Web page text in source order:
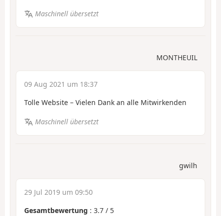
Maschinell übersetzt
MONTHEUIL
09 Aug 2021 um 18:37
Tolle Website – Vielen Dank an alle Mitwirkenden
Maschinell übersetzt
gwilh
29 Jul 2019 um 09:50
Gesamtbewertung : 3.7 / 5